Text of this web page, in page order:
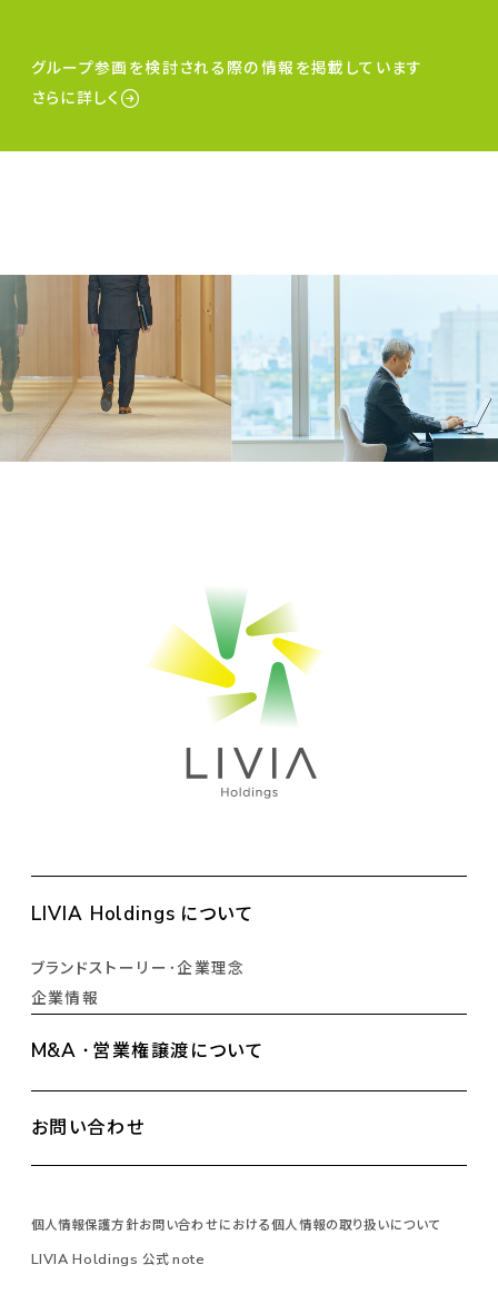
グループ参画を検討される際の情報を掲載しています
さらに詳しく
LIVIA Holdings について
ブランドストーリー ・企業理念
企業情報
M&A ・ 営業権譲渡について
お問い合わせ
個人情報保護方針お問い合わせにおける個人情報の取り扱いについて
LIVIA Holdings 公式note